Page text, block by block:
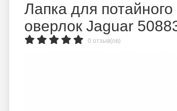
Лапка для
оверлок Jaguar
0 отзыв(ов)